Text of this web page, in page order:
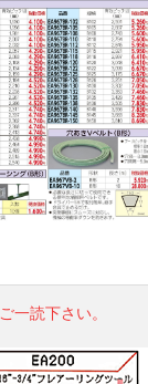
一読下さい。